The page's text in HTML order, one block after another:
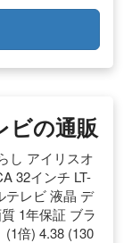
ビの通販
し アイリスオ
32インチ LT-
テレビ 液晶 デ
1年保証 ブラ
(1倍) 4.38 (130